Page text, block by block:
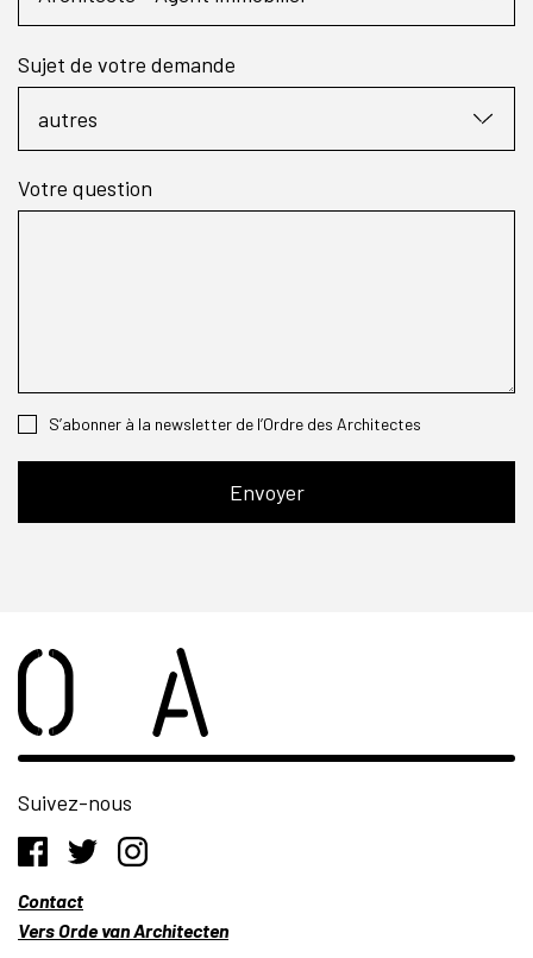
Sujet de votre demande
Votre question
S’abonner à la newsletter de l’Ordre des Architectes
Suivez-nous
Contact
Vers Orde van Architecten